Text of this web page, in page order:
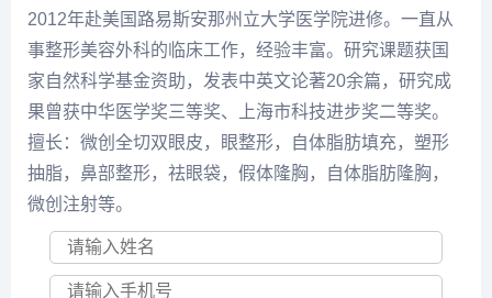
2012年赴美国路易斯安那州立大学医学院进修。一直从
事整形美容外科的临床工作，经验丰富。研究课题获国
家自然科学基金资助，发表中英文论著20余篇，研究成
果曾获中华医学奖三等奖、上海市科技进步奖二等奖。
擅长：微创全切双眼皮，眼整形，自体脂肪填充，塑形
抽脂，鼻部整形，祛眼袋，假体隆胸，自体脂肪隆胸，
微创注射等。